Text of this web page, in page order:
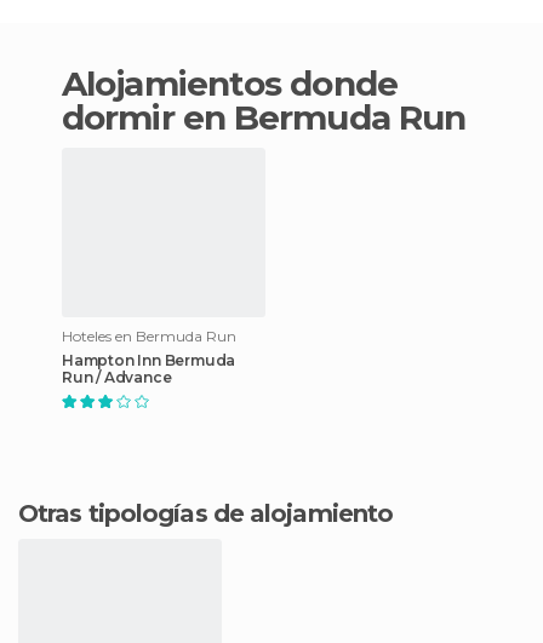
Alojamientos donde
dormir en Bermuda Run
Hoteles en Bermuda Run
Hampton Inn Bermuda
Run / Advance
Otras tipologías de alojamiento